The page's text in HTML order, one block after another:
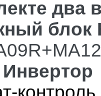
два